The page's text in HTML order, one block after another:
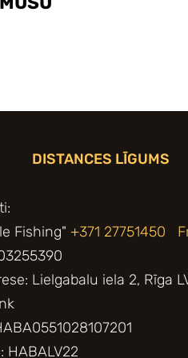
DISTANCES LĪGUMS
Fishing"+371 27751450
Lielgabalu iela 2, Rīga
HABALV22